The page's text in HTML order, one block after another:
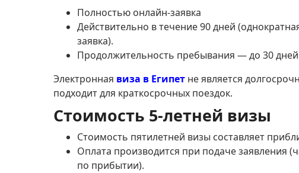
Полностью онлайн-заявка
Действительно в течение 90 дней
заявка).
Продолжительность пребывания — до 30
Электронная виза в Египет не является
подходит для краткосрочных поездок.
Стоимость 5-летней визы
Стоимость пятилетней визы составляет
Оплата производится при подаче заявления
по прибытии).